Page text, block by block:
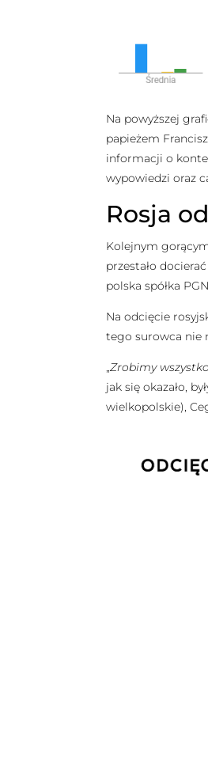
Na powyższej
papieżem
informacji o
wypowiedzi oraz
Rosja
Kolejnym
przestało
polska spółka
Na odcięcie
tego surowca nie
„Zrobimy
jak się okazało,
wielkopolskie),